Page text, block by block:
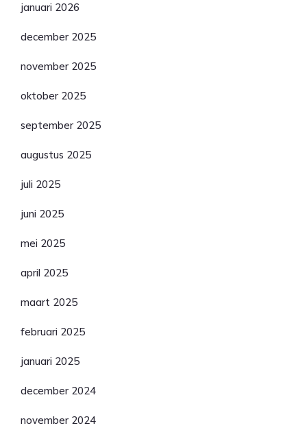
januari 2026
december 2025
november 2025
oktober 2025
september 2025
augustus 2025
juli 2025
juni 2025
mei 2025
april 2025
maart 2025
februari 2025
januari 2025
december 2024
november 2024